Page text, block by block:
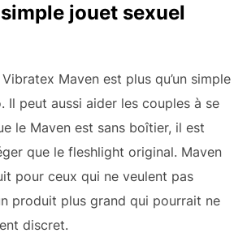
simple jouet sexuel
Maven est plus qu’un simple
Il peut aussi aider les couples à se
le Maven est sans boîtier, il est
que le fleshlight original. Maven
pour ceux qui ne veulent pas
produit plus grand qui pourrait ne
discret.